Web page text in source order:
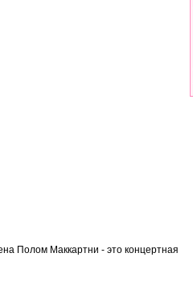
Полом Маккартни - это концертная